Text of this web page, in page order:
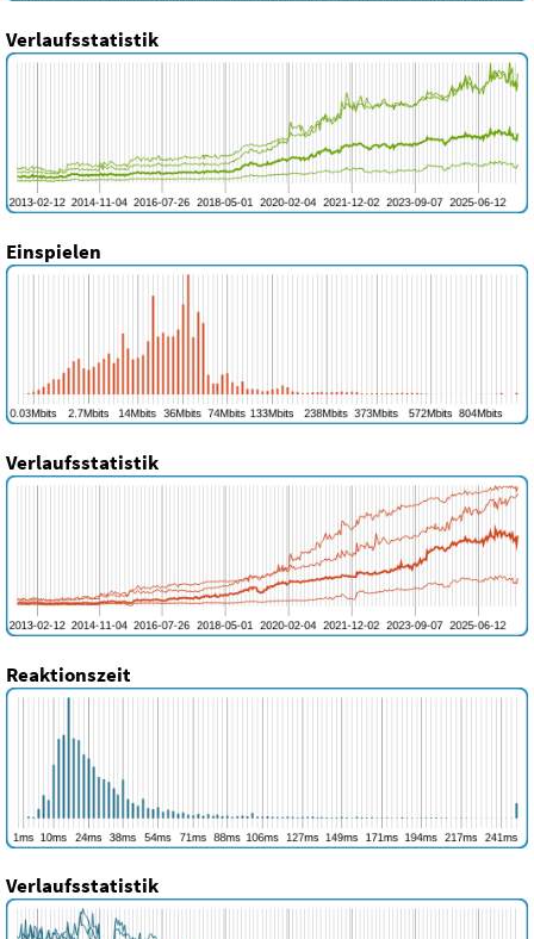
Verlaufsstatistik
Einspielen
Verlaufsstatistik
Reaktionszeit
Verlaufsstatistik